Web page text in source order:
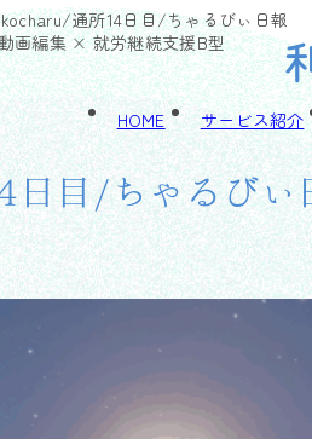
画編集 × 就労継続支援B型
HOME サービス紹介
通所14日目/ちゃるびぃ日報
目/ちゃるびぃ